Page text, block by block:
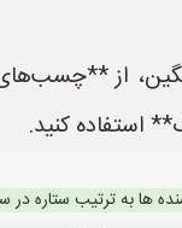
از
استفاده کنید.
ها به ترتیب ستاره